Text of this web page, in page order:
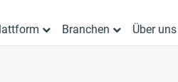
Branchen Über uns